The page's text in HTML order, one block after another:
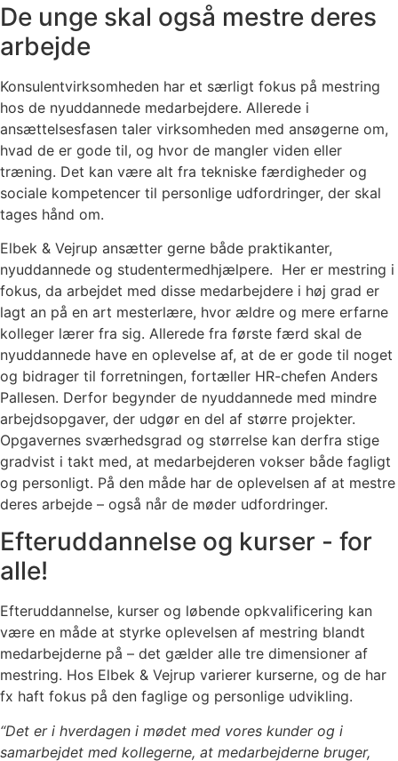
De unge skal også mestre deres
arbejde
Konsulentvirksomheden har et særligt fokus på mestring
hos de nyuddannede medarbejdere. Allerede i
ansættelsesfasen taler virksomheden med ansøgerne om,
hvad de er gode til, og hvor de mangler viden eller
træning. Det kan være alt fra tekniske færdigheder og
sociale kompetencer til personlige udfordringer, der skal
tages hånd om.
Elbek & Vejrup ansætter gerne både praktikanter,
nyuddannede og studentermedhjælpere. Her er mestring i
fokus, da arbejdet med disse medarbejdere i høj grad er
lagt an på en art mesterlære, hvor ældre og mere erfarne
kolleger lærer fra sig. Allerede fra første færd skal de
nyuddannede have en oplevelse af, at de er gode til noget
og bidrager til forretningen, fortæller HR-chefen Anders
Pallesen. Derfor begynder de nyuddannede med mindre
arbejdsopgaver, der udgør en del af større projekter.
Opgavernes sværhedsgrad og størrelse kan derfra stige
gradvist i takt med, at medarbejderen vokser både fagligt
og personligt. På den måde har de oplevelsen af at mestre
deres arbejde – også når de møder udfordringer.
Efteruddannelse og kurser - for
alle!
Efteruddannelse, kurser og løbende opkvalificering kan
være en måde at styrke oplevelsen af mestring blandt
medarbejderne på – det gælder alle tre dimensioner af
mestring. Hos Elbek & Vejrup varierer kurserne, og de har
fx haft fokus på den faglige og personlige udvikling.
“Det er i hverdagen i mødet med vores kunder og i
samarbejdet med kollegerne, at medarbejderne bruger,